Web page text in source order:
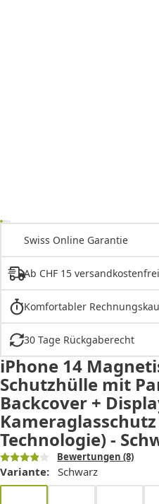
Swiss Online Garantie
Ab CHF 15 versandkostenfrei
Komfortabler
30 Tage Rückgaberecht
iPhone 14
Schutzhülle mit
Backcover +
Technologie) -
Bewertungen (8)
Variante: Schwarz